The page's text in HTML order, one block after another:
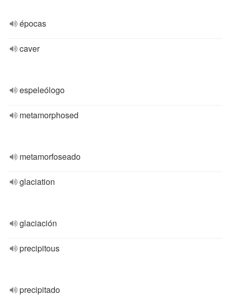
épocas
caver
espeleólogo
metamorphosed
metamorfoseado
glaciation
glaciación
precipitous
precipitado